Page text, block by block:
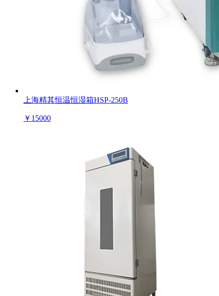
上海精其恒温恒湿箱HSP-250B
￥ 15000